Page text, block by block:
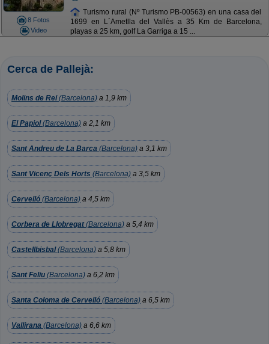
8 Fotos
Video
Turismo rural (Nº Turismo PB-00563) en una casa del
1699 en L´Ametlla del Vallès a 35 Km de Barcelona,
playas a 25 km, golf La Garriga a 15 ...
Cerca de Pallejà:
Molins de Rei(Barcelona) a 1,9 km
El Papiol(Barcelona) a 2,1 km
Sant Andreu de La Barca (Barcelona) a 3,1 km
Sant Vicenç Dels Horts (Barcelona) a 3,5 km
Cervelló (Barcelona) a 4,5 km
Corbera de Llobregat(Barcelona) a 5,4 km
Castellbisbal(Barcelona) a 5,8 km
Sant Feliu (Barcelona) a 6,2 km
Santa Coloma de Cervelló (Barcelona) a 6,5 km
Vallirana (Barcelona) a 6,6 km